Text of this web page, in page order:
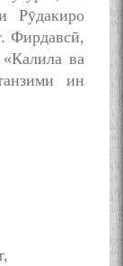
Рӯдакиро
Фирдавсӣ,
ва
ин